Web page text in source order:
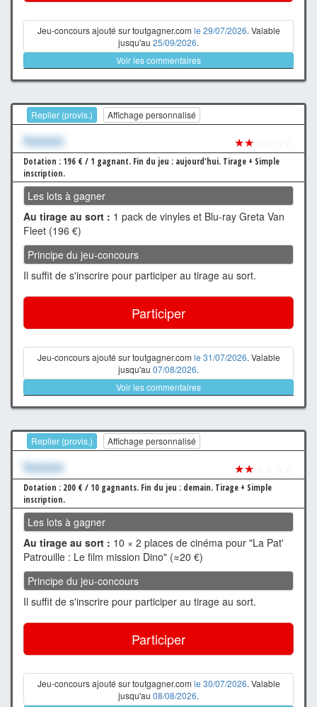
Jeu-concours ajouté sur toutgagner.com le 29/07/2026. Valable
jusqu'au 25/09/2026.
Voir les commentaires
Replier (provis.) Affichage personnalisé
Xxxxxxx ★★
Dotation : 196 € / 1 gagnant. Fin du jeu : aujourd'hui. Tirage + Simple
inscription.
Les lots à gagner
Au tirage au sort : 1 pack de vinyles et Blu-ray Greta Van
Fleet (196 €)
Principe du jeu-concours
Il suffit de s'inscrire pour participer au tirage au sort.
Participer
Jeu-concours ajouté sur toutgagner.com le 31/07/2026. Valable
jusqu'au 07/08/2026.
Voir les commentaires
Replier (provis.) Affichage personnalisé
Xxxxxxx ★★
Dotation : 200 € / 10 gagnants. Fin du jeu : demain. Tirage + Simple
inscription.
Les lots à gagner
Au tirage au sort : 10 × 2 places de cinéma pour "La Pat'
Patrouille : Le film mission Dino" (≈20 €)
Principe du jeu-concours
Il suffit de s'inscrire pour participer au tirage au sort.
Participer
Jeu-concours ajouté sur toutgagner.com le 30/07/2026. Valable
jusqu'au 08/08/2026.